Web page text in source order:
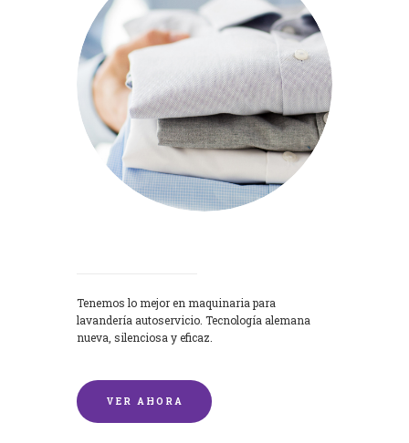
Tenemos lo mejor en maquinaria para
lavandería autoservicio. Tecnología alemana
nueva, silenciosa y eficaz.
VER AHORA